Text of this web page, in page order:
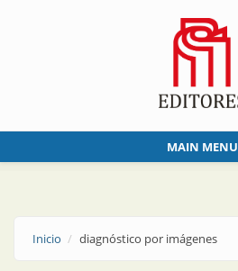
MAIN MENU
Inicio diagnóstico por imágenes